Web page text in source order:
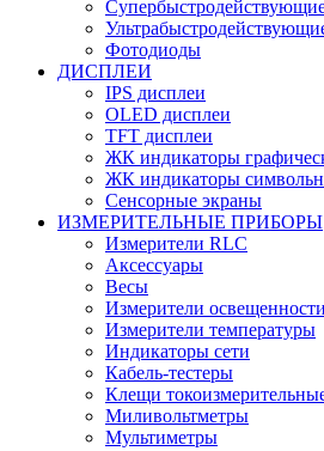
Фотодиоды
ДИСПЛЕИ
IPS дисплеи
OLED дисплеи
TFT дисплеи
ЖК индикаторы
ЖК индикаторы
Сенсорные экраны
ИЗМЕРИТЕЛЬНЫЕ ПРИБОРЫ
Измерители RLC
Аксессуары
Весы
Измерители освещенности
Измерители температуры
Индикаторы сети
Кабель-тестеры
Клещи
Миливольтметры
Мультиметры